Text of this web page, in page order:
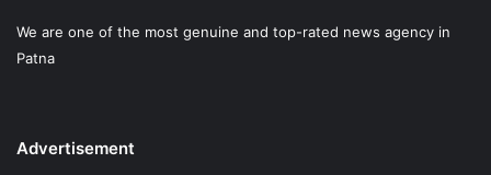
We are one of the most genuine and top-rated news agency in
Patna
Advertisement